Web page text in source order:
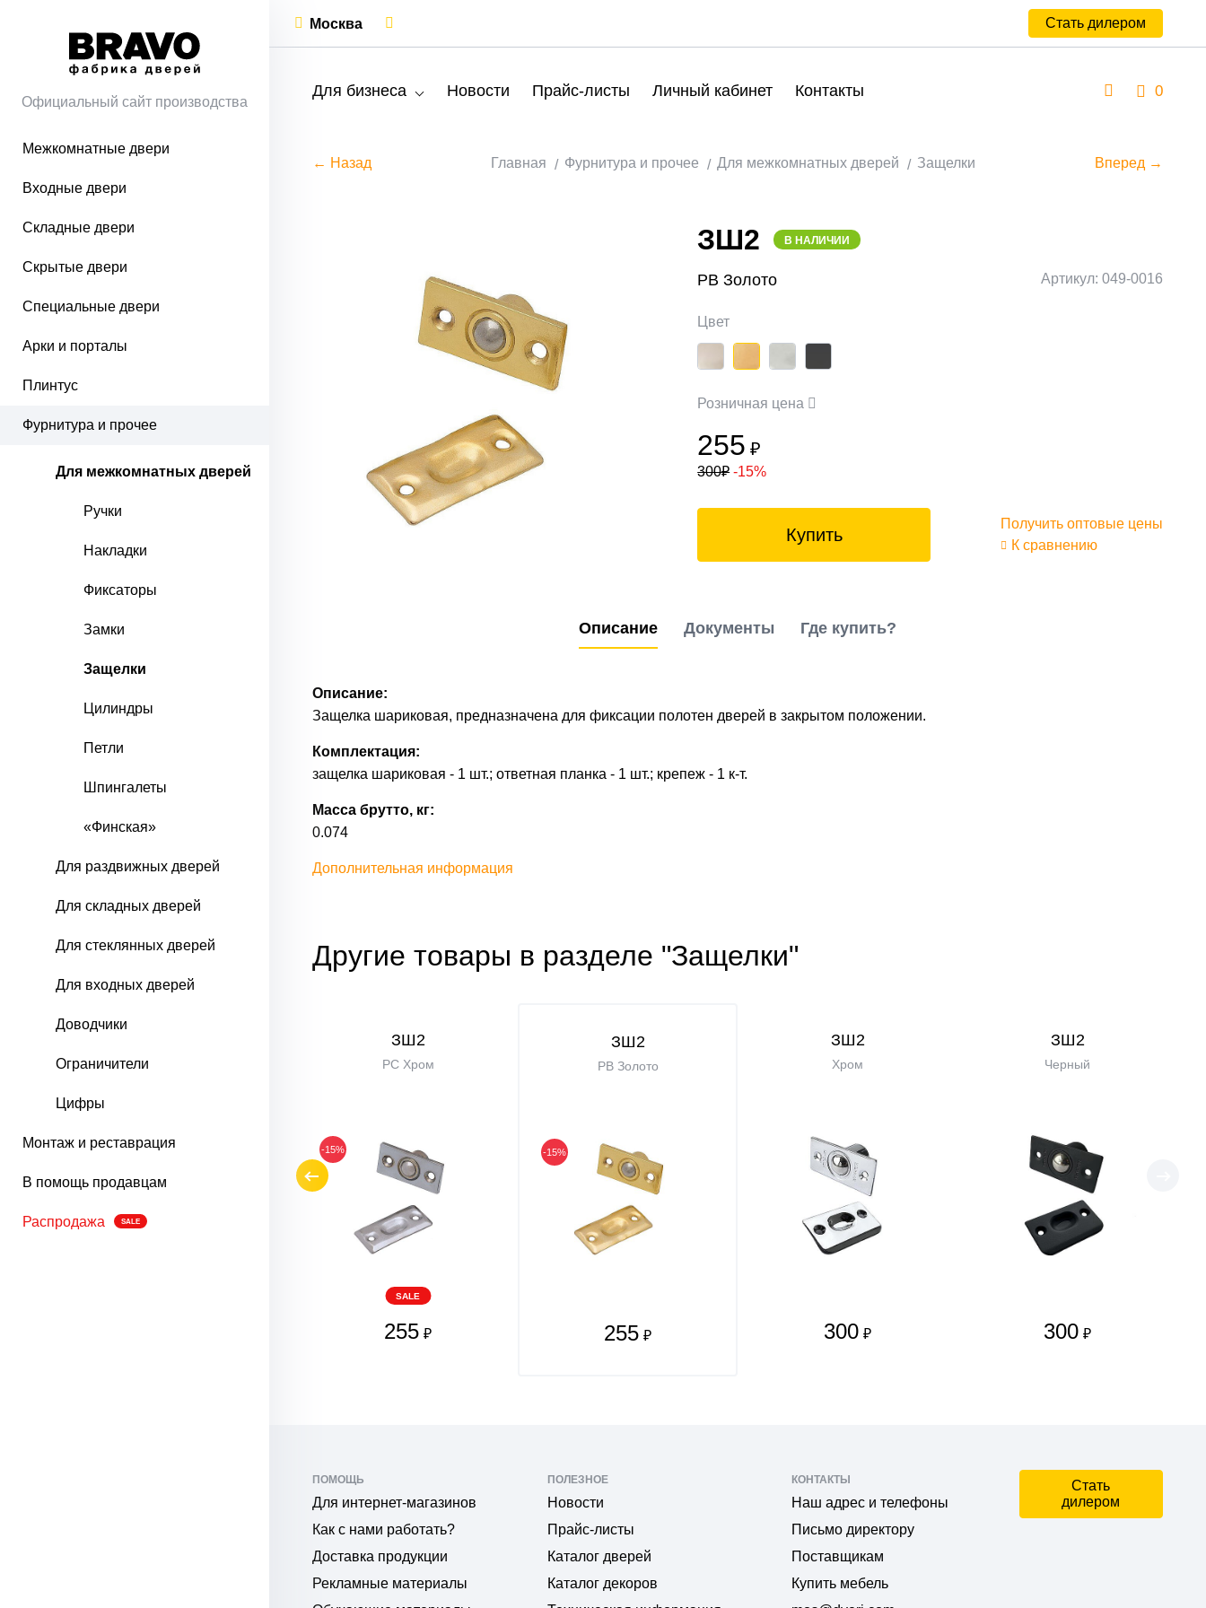
Официальный сайт производства
Межкомнатные двери
Входные двери
Складные двери
Скрытые двери
Специальные двери
Арки и порталы
Плинтус
Фурнитура и прочее
Для межкомнатных дверей
Ручки
Накладки
Фиксаторы
Замки
Защелки
Цилиндры
Петли
Шпингалеты
«Финская»
Для раздвижных дверей
Для складных дверей
Для стеклянных дверей
Для входных дверей
Доводчики
Ограничители
Цифры
Монтаж и реставрация
В помощь продавцам
Распродажа SALE
Москва Стать дилером
Для бизнеса Новости Прайс-листы Личный кабинет Контакты 0
← Назад Главная Фурнитура и прочее Для межкомнатных дверей Защелки Вперед →
ЗШ2 В НАЛИЧИИ
PB Золото Артикул: 049-0016
Цвет
Розничная цена
255 ₽
300₽ -15%
Купить
Получить оптовые цены
К сравнению
Описание Документы Где купить?
Описание:
Защелка шариковая, предназначена для фиксации полотен дверей в закрытом положении.
Комплектация:
защелка шариковая - 1 шт.; ответная планка - 1 шт.; крепеж - 1 к-т.
Масса брутто, кг:
0.074
Дополнительная информация
Другие товары в разделе "Защелки"
-10%
ЗШ2
PC Хром
-15%
SALE
255 ₽
ЗШ2
PB Золото
-15%
255 ₽
ЗШ2
Хром
300 ₽
ЗШ2
Черный
300 ₽
ПОМОЩЬ
Для интернет-магазинов
Как с нами работать?
Доставка продукции
Рекламные материалы
ПОЛЕЗНОЕ
Новости
Прайс-листы
Каталог дверей
Каталог декоров
КОНТАКТЫ
Наш адрес и телефоны
Письмо директору
Поставщикам
Купить мебель
Стать
дилером